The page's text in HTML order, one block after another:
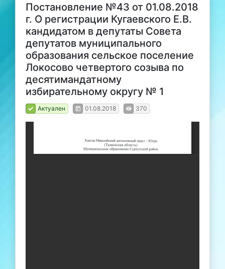
Постановление №43 от 01.08.2018
г. О регистрации Кугаевского Е.В.
кандидатом в депутаты Совета
депутатов муниципального
образования сельское поселение
Локосово четвертого созыва по
десятимандатному
избирательному округу № 1
Актуален 01.08.2018 370